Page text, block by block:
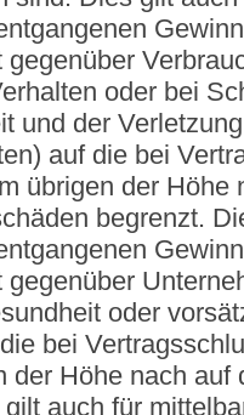
gegenüber
oder bei
und der
auf die bei
übrigen der Höhe
begrenzt.
oder
bei
der Höhe nach
auch für